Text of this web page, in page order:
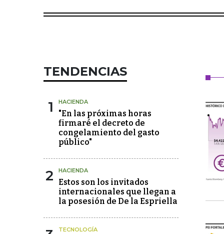
TENDENCIAS
1 HACIENDA
"En las próximas horas
firmaré el decreto de
congelamiento del gasto
público"
2 HACIENDA
Estos son los invitados
internacionales que llegan a
la posesión de De la Espriella
TECNOLOGÍA